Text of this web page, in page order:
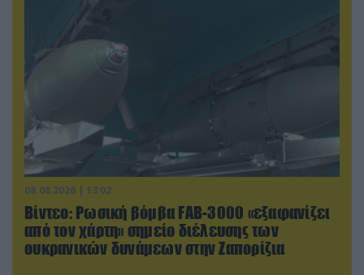
08.08.2026 | 13:02
Βίντεο: Ρωσική βόμβα FAB-3000 «εξαφανίζει
από τον χάρτη» σημείο διέλευσης των
ουκρανικών δυνάμεων στην Ζαπορίζια